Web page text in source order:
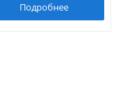
Подробнее